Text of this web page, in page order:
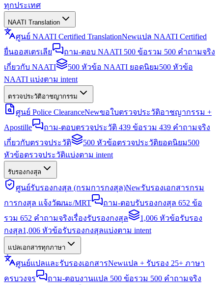
ทุกประเทศ
NAATI Translation
ศูนย์ NAATI Certified TranslationNewแปล NAATI Certified
ยื่นออสเตรเลีย
ถาม-ตอบ NAATI 500 ข้อรวม 500 คำถามจริง
เกี่ยวกับ NAATI
500 หัวข้อ NAATI ยอดนิยม500 หัวข้อ
NAATI แบ่งตาม intent
ตรวจประวัติอาชญากรรม
ศูนย์ Police ClearanceNewขอใบตรวจประวัติอาชญากรรม +
Apostille
ถาม-ตอบตรวจประวัติ 439 ข้อรวม 439 คำถามจริง
เกี่ยวกับตรวจประวัติ
500 หัวข้อตรวจประวัติยอดนิยม500
หัวข้อตรวจประวัติแบ่งตาม intent
รับรองกงสุล
ศูนย์รับรองกงสุล (กรมการกงสุล)Newรับรองเอกสารกรม
การกงสุล แจ้งวัฒนะ/MRT
ถาม-ตอบรับรองกงสุล 652 ข้อ
รวม 652 คำถามจริงเรื่องรับรองกงสุล
1,006 หัวข้อรับรอง
กงสุล1,006 หัวข้อรับรองกงสุลแบ่งตาม intent
แปลเอกสารทุกภาษา
ศูนย์แปลและรับรองเอกสารNewแปล + รับรอง 25+ ภาษา
ครบวงจร
ถาม-ตอบงานแปล 500 ข้อรวม 500 คำถามจริง